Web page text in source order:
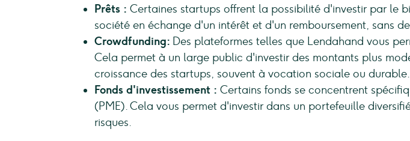
Prêts : Certaines startups offrent la possibilité d'investir par le
société en échange d'un intérêt et d'un remboursement, sans
Crowdfunding: Des plateformes telles que Lendahand vous
Cela permet à un large public d'investir des montants plus
croissance des startups, souvent à vocation sociale ou durable.
Fonds d'investissement : Certains fonds se concentrent
(PME). Cela vous permet d'investir dans un portefeuille
risques.